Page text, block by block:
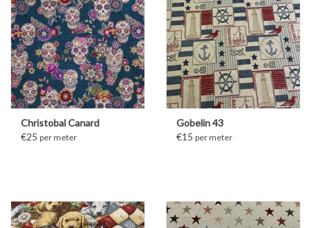
Christobal Canard
€25 per meter
Gobelin 43
€15 per meter